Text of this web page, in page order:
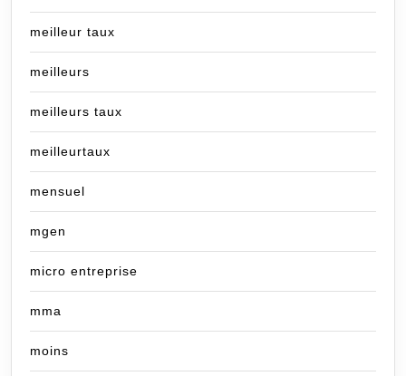
meilleur taux
meilleurs
meilleurs taux
meilleurtaux
mensuel
mgen
micro entreprise
mma
moins